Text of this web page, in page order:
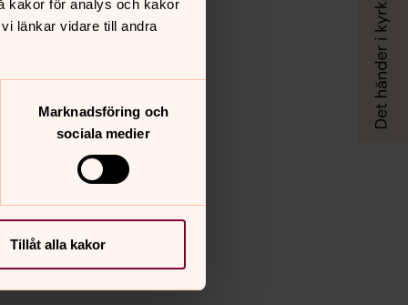
kakor för analys och kakor
länkar vidare till andra
Marknadsföring och
sociala medier
Tillåt alla kakor